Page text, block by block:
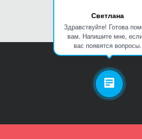
Светлана
Здравствуйте! Готова
вам. Напишите мне,
вас появятся вопросы.